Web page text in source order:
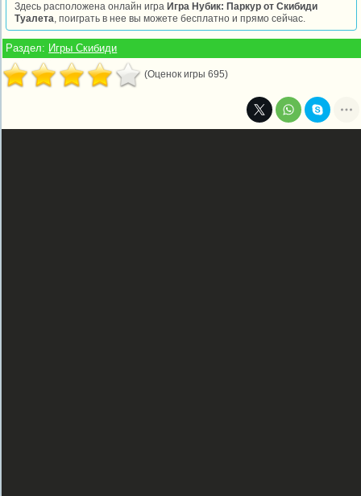
Здесь расположена онлайн игра Игра Нубик: Паркур от Скибиди
Туалета, поиграть в нее вы можете бесплатно и прямо сейчас.
Раздел: Игры Скибиди
(Оценок игры 695)